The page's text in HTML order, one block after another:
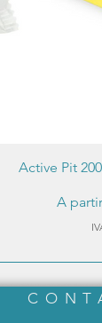
Active Pit
A